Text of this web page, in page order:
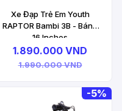
Xe Đạp Trẻ Em Youth
RAPTOR Bambi 3B - Bánh
16 Inches
1.890.000 VND
1.990.000 VND
-5%